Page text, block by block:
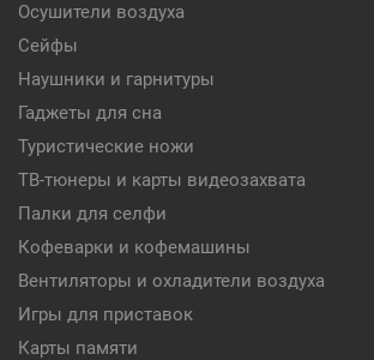
Осушители воздуха
Сейфы
Наушники и гарнитуры
Гаджеты для сна
Туристические ножи
ТВ-тюнеры и карты видеозахвата
Палки для селфи
Кофеварки и кофемашины
Вентиляторы и охладители воздуха
Игры для приставок
Карты памяти